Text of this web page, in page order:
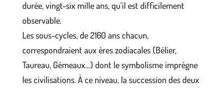
durée, vingt-six mille ans, qu’il est difficilement
observable.
Les sous-cycles, de 2160 ans chacun,
correspondraient aux ères zodiacales (Bélier,
Taureau, Gémeaux…) dont le symbolisme imprègne
les civilisations. À ce niveau, la succession des deux